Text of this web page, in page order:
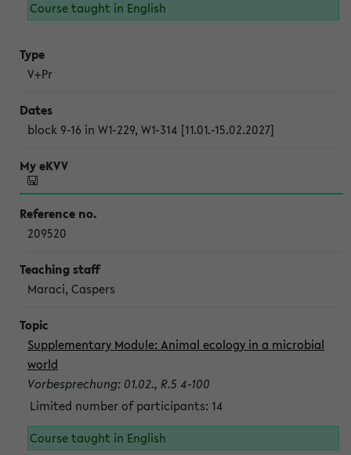
Course taught in English
V+Pr
block 9-16 in W1-229, W1-314 [11.01.-15.02.2027]
209520
Maraci, Caspers
Supplementary Module: Animal ecology in a microbial
world
Vorbesprechung: 01.02., R.5 4-100
Limited number of participants: 14
Course taught in English